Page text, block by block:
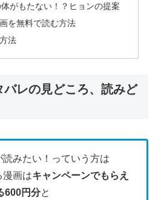
がもたない！？ヒョンの提案
を無料で読む方法
法
バレの見どころ、読みど
読みたい！っていう方は
漫画はキャンペーンでもらえ
600円分と